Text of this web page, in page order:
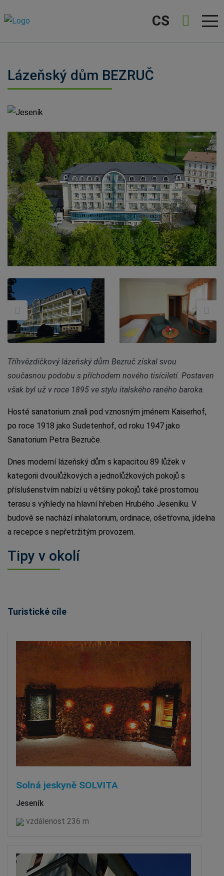
CS
Lázeňský dům BEZRUČ
Jeseník
Tříhvězdičkový lázeňský dům Bezruč získal svou
současnou podobu s příchodem nového tisíciletí. Postaven
však byl už v roce 1895 ve stylu italského raného baroka.
Hosté sanatorium znali pod vznosným jménem Kaiserhof,
po roce 1918 jako Sudetenhof, od roku 1947 jako
Sanatorium Petra Bezruče.
Dnes moderní lázeňský dům s kapacitou 89 lůžek v
kategorii dvoulůžkových a jednolůžkových pokojů s
příslušenstvím nabízí u většiny pokojů také prostornou
terasu s výhledy na hlavní hřeben Hrubého Jeseníku. V
budově se nachází inhalatorium, ordinace, ošetřovna, jídelna
a recepce s nepřetržitým provozem.
Tipy v okolí
Turistické cíle
Solná jeskyně SOLVITA
Jeseník
vzdálenost 236 m